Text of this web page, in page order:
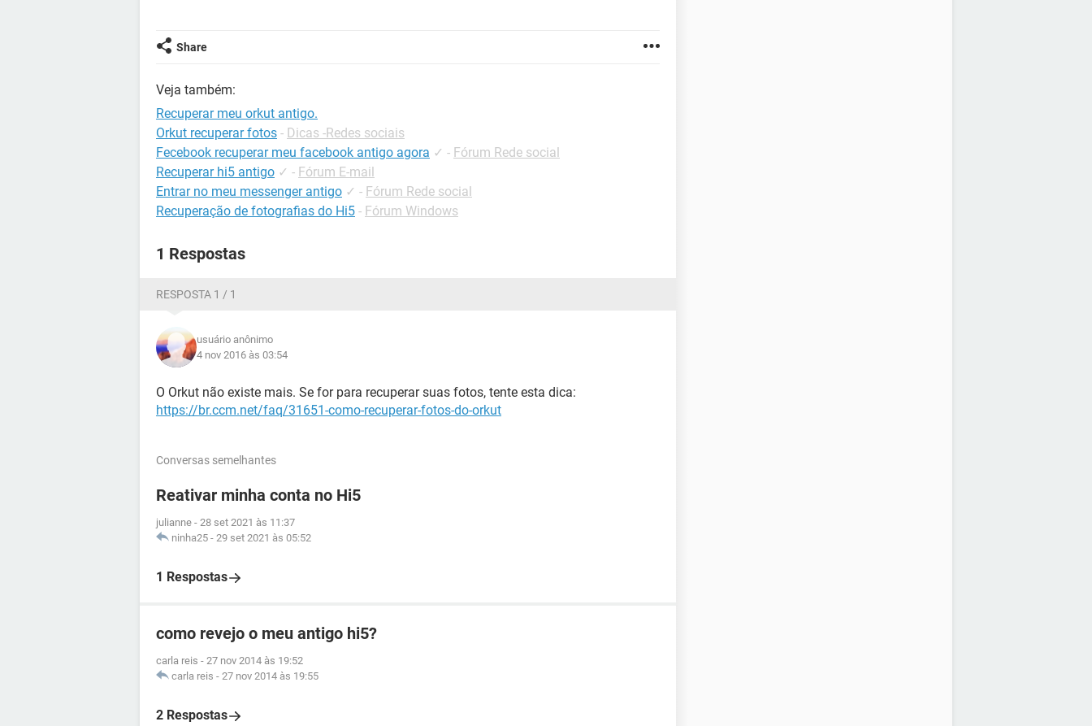
Share
Veja também:
Recuperar meu orkut antigo.
Orkut recuperar fotos - Dicas -Redes sociais
Fecebook recuperar meu facebook antigo agora ✓ - Fórum Rede social
Recuperar hi5 antigo ✓ - Fórum E-mail
Entrar no meu messenger antigo ✓ - Fórum Rede social
Recuperação de fotografias do Hi5 - Fórum Windows
1 Respostas
RESPOSTA 1 / 1
usuário anônimo
4 nov 2016 às 03:54
O Orkut não existe mais. Se for para recuperar suas fotos, tente esta dica:
https://br.ccm.net/faq/31651-como-recuperar-fotos-do-orkut
Conversas semelhantes
Reativar minha conta no Hi5
julianne - 28 set 2021 às 11:37
ninha25 - 29 set 2021 às 05:52
1 Respostas
como revejo o meu antigo hi5?
carla reis - 27 nov 2014 às 19:52
carla reis - 27 nov 2014 às 19:55
2 Respostas